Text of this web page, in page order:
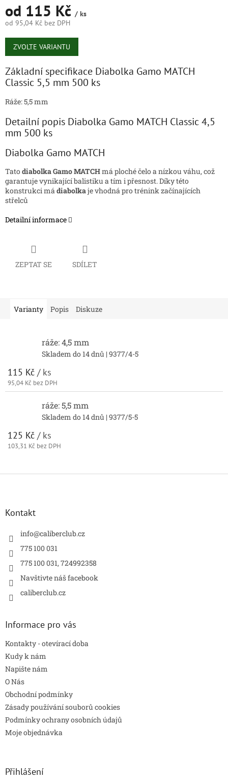
od 115 Kč / ks
od 95,04 Kč bez DPH
Měrná
cena:
ZVOLTE VARIANTU
Základní specifikace Diabolka Gamo MATCH
Classic 5,5 mm 500 ks
Ráže: 5,5 mm
Detailní popis Diabolka Gamo MATCH Classic 4,5
mm 500 ks
Diabolka Gamo MATCH
Tatodiabolka Gamo MATCHmá ploché čelo a nízkou váhu, což
garantuje vynikající balistiku a tím i přesnost. Díky této
konstrukci mádiabolkaje vhodná pro trénink začínajících
střelců
Detailní informace
ZEPTAT SE SDÍLET
Varianty Popis Diskuze
ráže: 4,5 mm
Skladem do 14 dnů | 9377/4-5
115 Kč / ks
95,04 Kč bez DPH
ráže: 5,5 mm
Skladem do 14 dnů | 9377/5-5
125 Kč / ks
103,31 Kč bez DPH
Z
Kontakt
info@caliberclub.cz
775 100 031
775 100 031, 724992358
Navštivte náš facebook
caliberclub.cz
Informace pro vás
Kontakty - otevírací doba
Kudy k nám
Napište nám
O Nás
Obchodní podmínky
Zásady používání souborů cookies
Podmínky ochrany osobních údajů
Moje objednávka
Přihlášení